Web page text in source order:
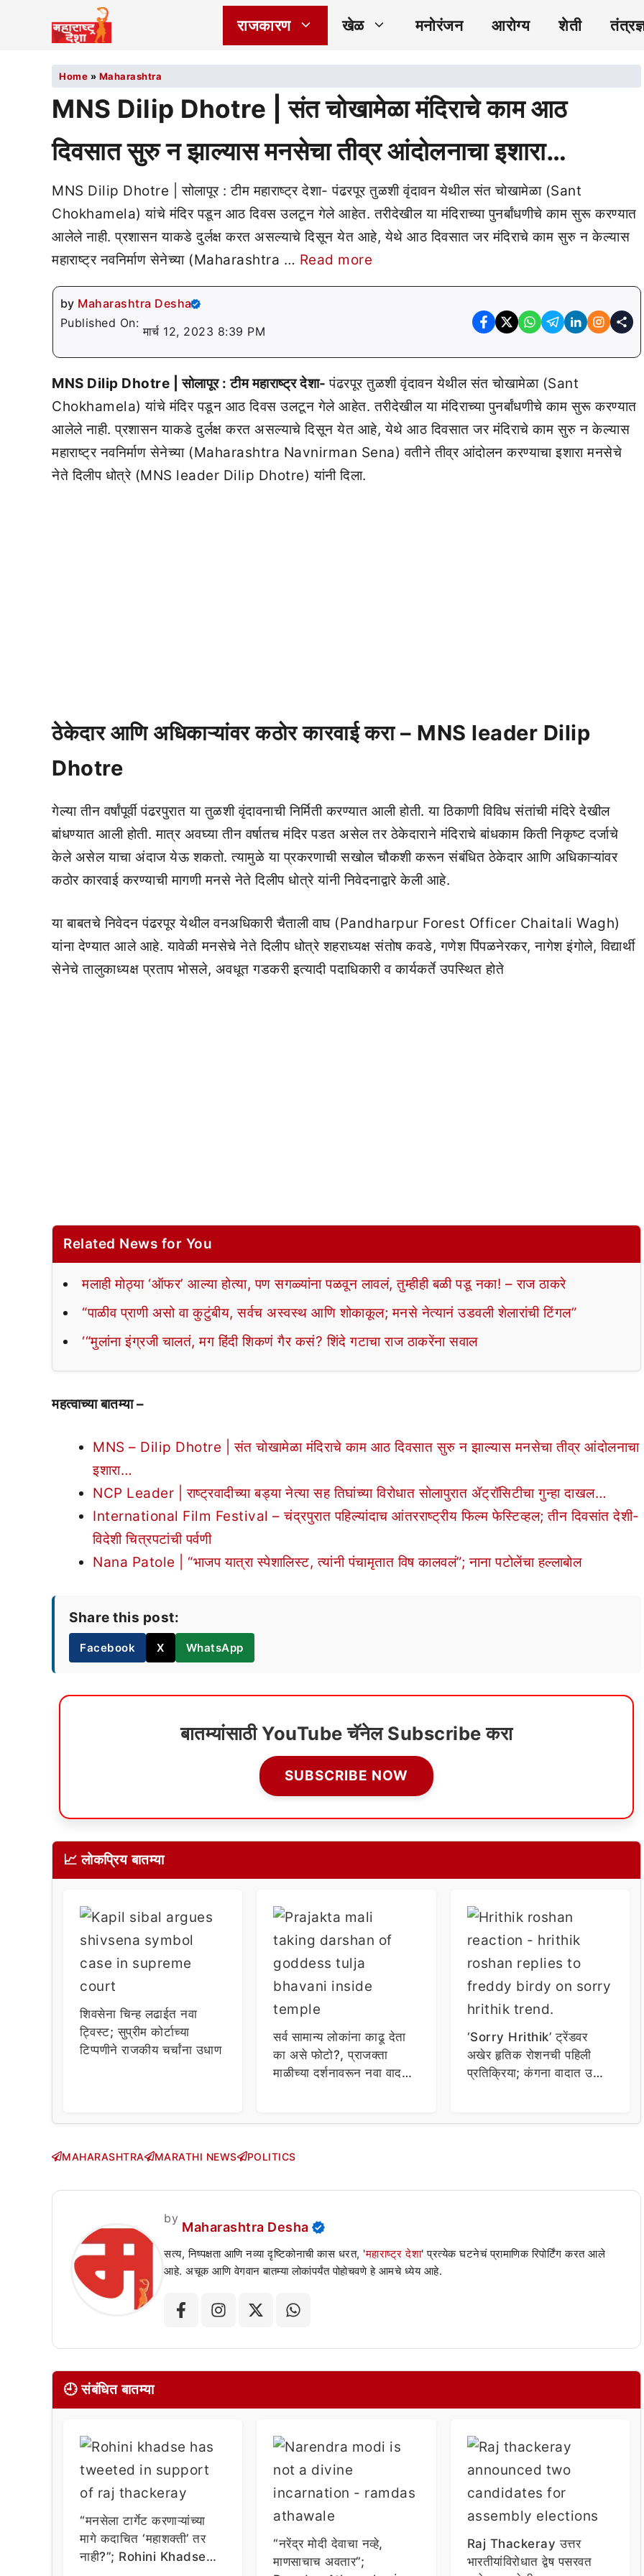
राजकारण खेळ मनोरंजन आरोग्य शेती
Home » Maharashtra
MNS Dilip Dhotre | संत चोखामेळा मंदिराचे काम आठ
दिवसात सुरु न झाल्यास मनसेचा तीव्र आंदोलनाचा इशारा…
MNS Dilip Dhotre | सोलापूर : टीम महाराष्ट्र देशा- पंढरपूर तुळशी वृंदावन येथील संत चोखामेळा (Sant
Chokhamela) यांचे मंदिर पडून आठ दिवस उलटून गेले आहेत. तरीदेखील या मंदिराच्या पुनर्बांधणीचे काम सुरू करण्यात
आलेले नाही. प्रशासन याकडे दुर्लक्ष करत असल्याचे दिसून येत आहे, येथे आठ दिवसात जर मंदिराचे काम सुरु न केल्यास
महाराष्ट्र नवनिर्माण सेनेच्या (Maharashtra … Read more
by Maharashtra Desha
Published On:
मार्च 12, 2023 8:39 PM
MNS Dilip Dhotre | सोलापूर : टीम महाराष्ट्र देशा-पंढरपूर तुळशी वृंदावन येथील संत चोखामेळा (Sant
Chokhamela) यांचे मंदिर पडून आठ दिवस उलटून गेले आहेत. तरीदेखील या मंदिराच्या पुनर्बांधणीचे काम सुरू करण्यात
आलेले नाही. प्रशासन याकडे दुर्लक्ष करत असल्याचे दिसून येत आहे, येथे आठ दिवसात जर मंदिराचे काम सुरु न केल्यास
महाराष्ट्र नवनिर्माण सेनेच्या (Maharashtra Navnirman Sena) वतीने तीव्र आंदोलन करण्याचा इशारा मनसेचे
नेते दिलीप धोत्रे (MNS leader Dilip Dhotre) यांनी दिला.
ठेकेदार आणि अधिकाऱ्यांवर कठोर कारवाई करा – MNS leader Dilip
Dhotre
गेल्या तीन वर्षांपूर्वी पंढरपुरात या तुळशी वृंदावनाची निर्मिती करण्यात आली होती. या ठिकाणी विविध संतांची मंदिरे देखील
बांधण्यात आली होती. मात्र अवघ्या तीन वर्षातच मंदिर पडत असेल तर ठेकेदाराने मंदिराचे बांधकाम किती निकृष्ट दर्जाचे
केले असेल याचा अंदाज येऊ शकतो. त्यामुळे या प्रकरणाची सखोल चौकशी करून संबंधित ठेकेदार आणि अधिकाऱ्यांवर
कठोर कारवाई करण्याची मागणी मनसे नेते दिलीप धोत्रे यांनी निवेदनाद्वारे केली आहे.
या बाबतचे निवेदन पंढरपूर येथील वनअधिकारी चैताली वाघ (Pandharpur Forest Officer Chaitali Wagh)
यांना देण्यात आले आहे. यावेळी मनसेचे नेते दिलीप धोत्रे शहराध्यक्ष संतोष कवडे, गणेश पिंपळनेरकर, नागेश इंगोले, विद्यार्थी
सेनेचे तालुकाध्यक्ष प्रताप भोसले, अवधूत गडकरी इत्यादी पदाधिकारी व कार्यकर्ते उपस्थित होते
Related News for You
मलाही मोठ्या ‘ऑफर’ आल्या होत्या, पण सगळ्यांना पळवून लावलं, तुम्हीही बळी पडू नका! – राज ठाकरे
“पाळीव प्राणी असो वा कुटुंबीय, सर्वच अस्वस्थ आणि शोकाकूल; मनसे नेत्यानं उडवली शेलारांची टिंगल”
‘“मुलांना इंग्रजी चालतं, मग हिंदी शिकणं गैर कसं? शिंदे गटाचा राज ठाकरेंना सवाल
महत्वाच्या बातम्या –
MNS – Dilip Dhotre | संत चोखामेळा मंदिराचे काम आठ दिवसात सुरु न झाल्यास मनसेचा तीव्र आंदोलनाचा
इशारा…
NCP Leader | राष्ट्रवादीच्या बड्या नेत्या सह तिघांच्या विरोधात सोलापुरात ॲट्रॉसिटीचा गुन्हा दाखल…
International Film Festival – चंद्रपुरात पहिल्यांदाच आंतरराष्ट्रीय फिल्म फेस्टिव्हल; तीन दिवसांत देशी-
विदेशी चित्रपटांची पर्वणी
Nana Patole | “भाजप यात्रा स्पेशालिस्ट, त्यांनी पंचामृतात विष कालवलं”; नाना पटोलेंचा हल्लाबोल
Share this post:
Facebook X WhatsApp
बातम्यांसाठी YouTube चॅनेल Subscribe करा
SUBSCRIBE NOW
📈 लोकप्रिय बातम्या
शिवसेना चिन्ह लढाईत नवा
ट्विस्ट; सुप्रीम कोर्टाच्या
टिप्पणीने राजकीय चर्चांना उधाण
सर्व सामान्य लोकांना काढू देता
का असे फोटो?, प्राजक्ता
माळीच्या दर्शनावरून नवा वाद;
‘Sorry Hrithik’ ट्रेंडवर
अखेर हृतिक रोशनची पहिली
प्रतिक्रिया; कंगना वादात उडी
MAHARASHTRA MARATHI NEWS POLITICS
by
Maharashtra Desha
सत्य, निष्पक्षता आणि नव्या दृष्टिकोनाची कास धरत, 'महाराष्ट्र देशा' प्रत्येक घटनेचं प्रामाणिक रिपोर्टिंग करत आले
आहे. अचूक आणि वेगवान बातम्या लोकांपर्यंत पोहोचवणे हे आमचे ध्येय आहे.
🕘 संबंधित बातम्या
“मनसेला टार्गेट करणाऱ्यांच्या
मागे कदाचित ‘महाशक्ती’ तर
नाही?”; Rohini Khadse
“नरेंद्र मोदी देवाचा नव्हे,
माणसाचाच अवतार”;
Raj Thackeray उत्तर
भारतीयांविरोधात द्वेष पसरवत